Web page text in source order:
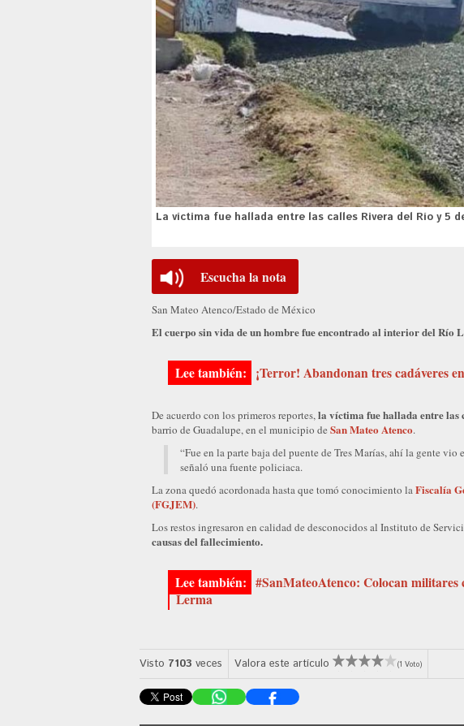
La víctima fue hallada entre las calles Rivera del Río y 5
Escucha la nota
San Mateo Atenco/Estado de México
El cuerpo sin vida de un hombre fue encontrado al interior del Río
¡Terror! Abandonan tres cadáveres
De acuerdo con los primeros reportes,la víctima fue hallada entre las
barrio de Guadalupe, en el municipio de San Mateo Atenco.
“Fue en la parte baja del puente de Tres Marías, ahí la gente
señaló una fuente policiaca.
La zona quedó acordonada hasta que tomó conocimiento laFiscalía
(FGJEM).
Los restos ingresaron en calidad de desconocidos al Instituto de
causas del fallecimiento.
#SanMateoAtenco: Colocan militares
Lerma
Visto 7103 veces Valora este artículo (1 Voto)